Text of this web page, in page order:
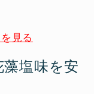
見る
塩味を安